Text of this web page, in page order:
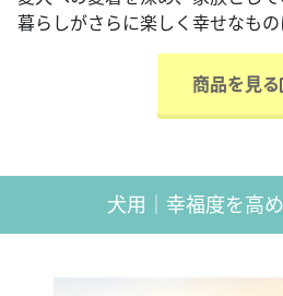
暮らしがさらに楽しく幸せなもの
商品を見る
犬用｜幸福度を高